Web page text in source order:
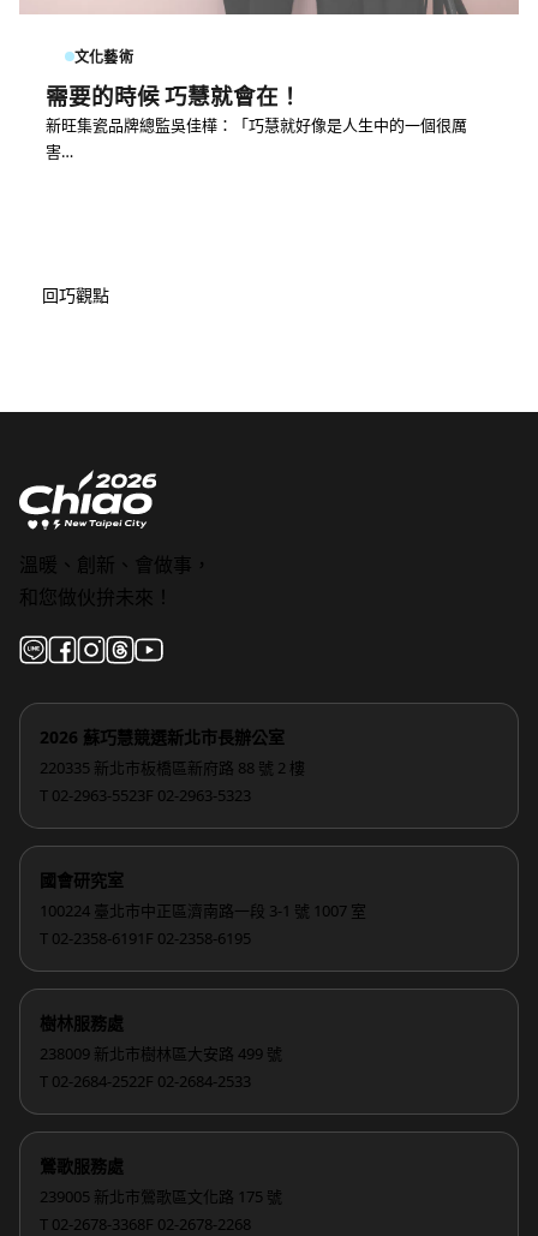
文化藝術
需要的時候 巧慧就會在！
新旺集瓷品牌總監吳佳樺：「巧慧就好像是人生中的一個很厲
害…
回巧觀點
溫暖、創新、會做事，
和您做伙拚未來！
2026 蘇巧慧競選新北市長辦公室
220335 新北市板橋區新府路 88 號 2 樓
T 02-2963-5523F 02-2963-5323
國會研究室
100224 臺北市中正區濟南路一段 3-1 號 1007 室
T 02-2358-6191 F 02-2358-6195
樹林服務處
238009 新北市樹林區大安路 499 號
T 02-2684-2522F 02-2684-2533
鶯歌服務處
239005 新北市鶯歌區文化路 175 號
T 02-2678-3368F 02-2678-2268